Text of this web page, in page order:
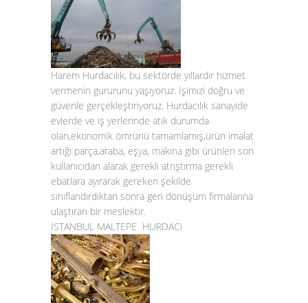
Harem Hurdacılık, bu sektörde yıllardır hizmet
vermenin gururunu yaşıyoruz. İşimizi doğru ve
güvenle gerçekleştiriyoruz. Hurdacılık sanayide
evlerde ve iş yerlerinde atık durumda
olan,ekonomik ömrünü tamamlamış,ürün imalat
artığı parça,araba, eşya, makina gibi ürünleri son
kullanıcıdan alarak gerekli atrıştırma gerekli
ebatlara ayırarak gereken şekilde
sınıflandırdıktan sonra geri dönüşüm firmalarına
ulaştıran bir meslektir.
İSTANBUL MALTEPE HURDACI